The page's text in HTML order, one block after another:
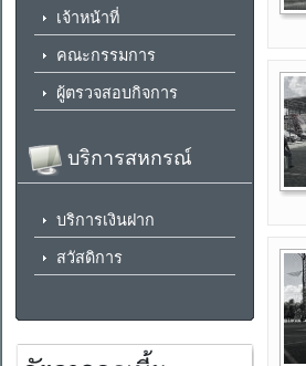
เจ้าหน้าที่
คณะกรรมการ
ผู้ตรวจสอบกิจการ
บริการสหกรณ์
บริการเงินฝาก
สวัสดิการ